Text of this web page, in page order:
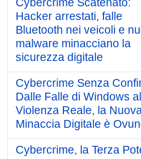
Hacker arrestati, falle
Bluetooth nei veicoli e
malware minacciano la
sicurezza digitale
Cybercrime Senza
Dalle Falle di Windows
Violenza Reale, la
Minaccia Digitale è
Cybercrime, la Terza